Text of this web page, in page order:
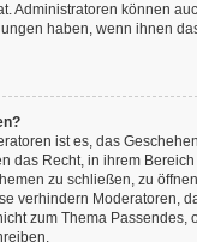
Administratoren können
haben, wenn ihnen
ist es, das
das Recht, in ihrem
zu schließen, zu
verhindern Moderatoren,
zum Thema